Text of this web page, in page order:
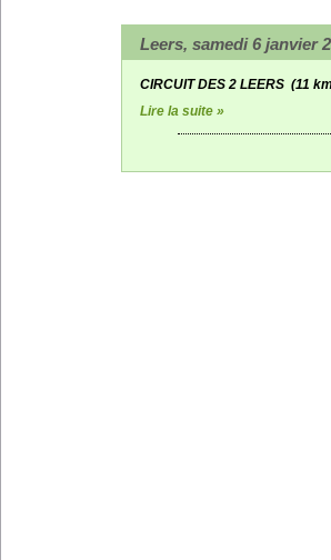
Leers, samedi 6 janvier
CIRCUIT DES 2 LEERS (11
Lire la suite »